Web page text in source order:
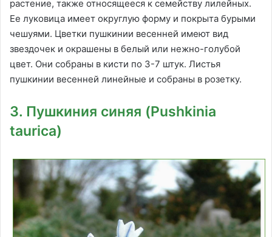
растение, также относящееся к семейству лилейных.
Ее луковица имеет округлую форму и покрыта бурыми
чешуями. Цветки пушкинии весенней имеют вид
звездочек и окрашены в белый или нежно-голубой
цвет. Они собраны в кисти по 3-7 штук. Листья
пушкинии весенней линейные и собраны в розетку.
3. Пушкиния синяя (Pushkinia
taurica)